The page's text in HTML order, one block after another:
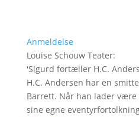
Anmeldelse
Louise Schouw Teater:
'Sigurd fortæller H.C.
H.C. Andersen har en
Barrett. Når han lader være
sine egne